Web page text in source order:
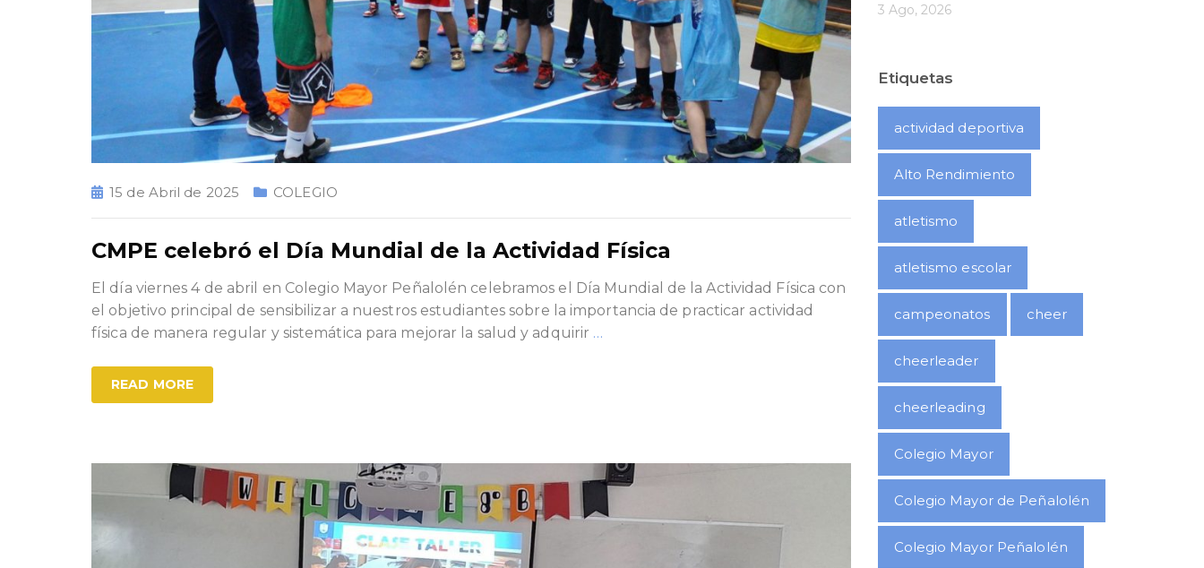
15 de Abril de 2025 COLEGIO
CMPE celebró el Día Mundial de la Actividad Física
El día viernes 4 de abril en Colegio Mayor Peñalolén celebramos el Día Mundial de la Actividad Física con
el objetivo principal de sensibilizar a nuestros estudiantes sobre la importancia de practicar actividad
física de manera regular y sistemática para mejorar la salud y adquirir …
READ MORE
3 Ago, 2026
Etiquetas
actividad deportiva
Alto Rendimiento
atletismo
atletismo escolar
campeonatos cheer
cheerleader
cheerleading
Colegio Mayor
Colegio Mayor de Peñalolén
Colegio Mayor Peñalolén